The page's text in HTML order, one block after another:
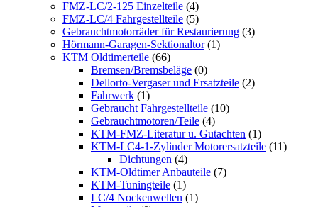
FMZ-LC/2-125 Einzelteile (4)
FMZ-LC/4 Fahrgestellteile (5)
Gebrauchtmotorräder für Restaurierung (3)
Hörmann-Garagen-Sektionaltor (1)
KTM Oldtimerteile (66)
Bremsen/Bremsbeläge (0)
Dellorto-Vergaser und Ersatzteile (2)
Fahrwerk (1)
Gebraucht Fahrgestellteile (10)
Gebrauchtmotoren/Teile (4)
KTM-FMZ-Literatur u. Gutachten (1)
KTM-LC4-1-Zylinder Motorersatzteile (11)
Dichtungen (4)
KTM-Oldtimer Anbauteile (7)
KTM-Tuningteile (1)
LC/4 Nockenwellen (1)